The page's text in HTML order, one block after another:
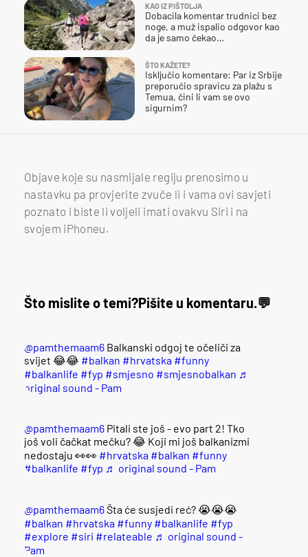
KAO IZ PIŠTOLJA
Dobacila komentar trudnici bez
noge, a muž ispalio odgovor kao
da je samo čekao…
ŠTO KAŽETE?
Isključio komentare: Par iz Srbije
preporučio spravicu za plažu s
Temua, čini li vam se ovo
sigurnim?
Objave koje su nasmijale regiju prenosimo u
nastavku pa provjerite zvuče li i vama ovi savjeti
poznato i biste li voljeli imati ovakvu Siri i na
svojem iPhoneu.
Što mislite o temi?Pišite u komentaru.
@pamthemaam6 Balkanski odgoj te očeliči za
svijet 😂😂 #balkan #hrvatska #funny
#balkanlife #fyp #smjesno #smjesnobalkan ♬
original sound - Pam
@pamthemaam6 Pitali ste još - evo part 2! Tko
još voli čačkat mečku? 😂 Koji mi još balkanizmi
nedostaju 👀👀 #hrvatska #balkan #funny
#balkanlife #fyp ♬ original sound - Pam
@pamthemaam6Šta će susjedi reć? 😭😭😭
#balkan #hrvatska #funny #balkanlife #fyp
#explore #siri #relateable ♬ original sound -
Pam